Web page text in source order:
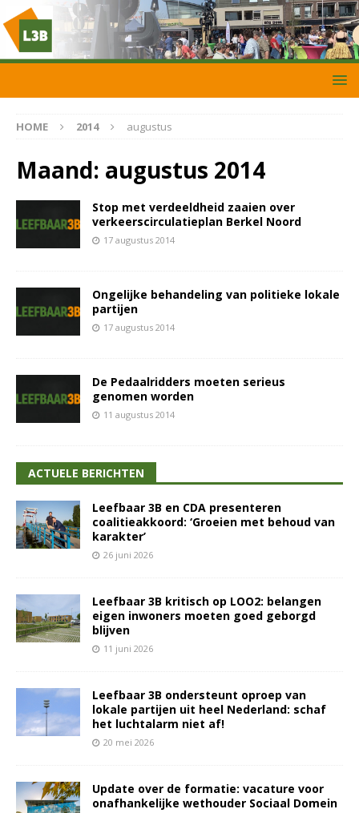
HOME 2014 augustus
Maand: augustus 2014
Stop met verdeeldheid zaaien over
verkeerscirculatieplan Berkel Noord
17 augustus 2014
Ongelijke behandeling van politieke lokale
partijen
17 augustus 2014
De Pedaalridders moeten serieus
genomen worden
11 augustus 2014
ACTUELE BERICHTEN
Leefbaar 3B en CDA presenteren
coalitieakkoord: ‘Groeien met behoud van
karakter’
26 juni 2026
Leefbaar 3B kritisch op LOO2: belangen
eigen inwoners moeten goed geborgd
blijven
11 juni 2026
Leefbaar 3B ondersteunt oproep van
lokale partijen uit heel Nederland: schaf
het luchtalarm niet af!
20 mei 2026
Update over de formatie: vacature voor
onafhankelijke wethouder Sociaal Domein